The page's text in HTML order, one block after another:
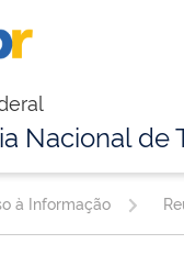
Nacional de
à Informação